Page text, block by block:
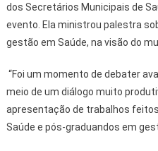
dos Secretários Municipais de
evento. Ela ministrou palestra
gestão em Saúde, na visão do
“Foi um momento de debater
meio de um diálogo muito
apresentação de trabalhos
Saúde e pós-graduandos em